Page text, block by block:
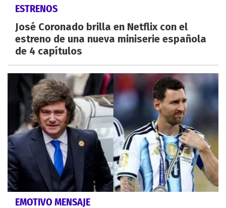
ESTRENOS
José Coronado brilla en Netflix con el
estreno de una nueva miniserie española
de 4 capítulos
EMOTIVO MENSAJE